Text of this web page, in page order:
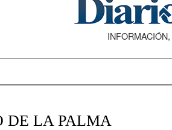
DE LA PALMA